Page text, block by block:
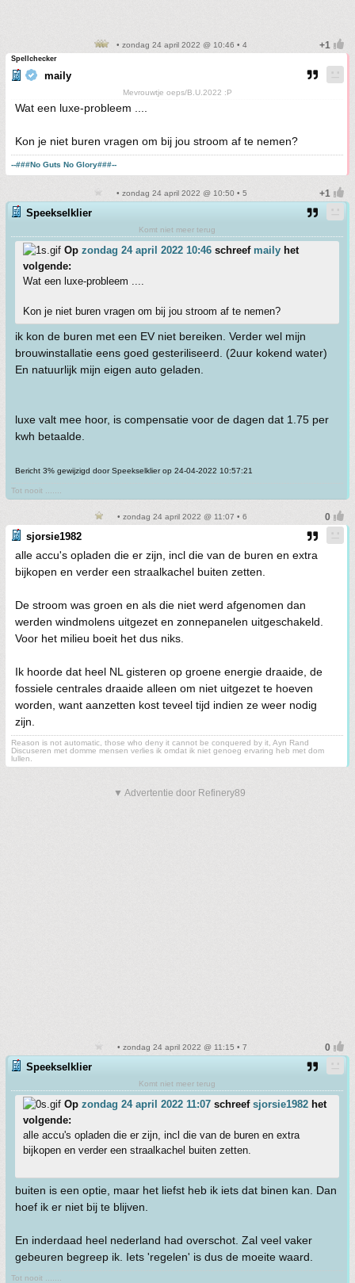
• zondag 24 april 2022 @ 10:46 • 4
Spellchecker
maily
Mevrouwtje oeps/B.U.2022 :P
Wat een luxe-probleem ....
Kon je niet buren vragen om bij jou stroom af te nemen?
--###No Guts No Glory###--
• zondag 24 april 2022 @ 10:50 • 5
Speekselklier
Komt niet meer terug
Op zondag 24 april 2022 10:46 schreef maily het
volgende:
Wat een luxe-probleem ....
Kon je niet buren vragen om bij jou stroom af te nemen?
ik kon de buren met een EV niet bereiken. Verder wel mijn
brouwinstallatie eens goed gesteriliseerd. (2uur kokend water)
En natuurlijk mijn eigen auto geladen.
luxe valt mee hoor, is compensatie voor de dagen dat 1.75 per
kwh betaalde.
Bericht 3% gewijzigd door Speekselklier op 24-04-2022 10:57:21
Tot nooit .......
• zondag 24 april 2022 @ 11:07 • 6
sjorsie1982
alle accu's opladen die er zijn, incl die van de buren en extra
bijkopen en verder een straalkachel buiten zetten.
De stroom was groen en als die niet werd afgenomen dan
werden windmolens uitgezet en zonnepanelen uitgeschakeld.
Voor het milieu boeit het dus niks.
Ik hoorde dat heel NL gisteren op groene energie draaide, de
fossiele centrales draaide alleen om niet uitgezet te hoeven
worden, want aanzetten kost teveel tijd indien ze weer nodig
zijn.
Reason is not automatic, those who deny it cannot be conquered by it, Ayn Rand
Discuseren met domme mensen verlies ik omdat ik niet genoeg ervaring heb met dom
lullen.
▼ Advertentie door Refinery89
• zondag 24 april 2022 @ 11:15 • 7
Speekselklier
Komt niet meer terug
Op zondag 24 april 2022 11:07 schreef sjorsie1982 het
volgende:
alle accu's opladen die er zijn, incl die van de buren en extra
bijkopen en verder een straalkachel buiten zetten.
buiten is een optie, maar het liefst heb ik iets dat binen kan. Dan
hoef ik er niet bij te blijven.
En inderdaad heel nederland had overschot. Zal veel vaker
gebeuren begreep ik. Iets 'regelen' is dus de moeite waard.
Tot nooit .......